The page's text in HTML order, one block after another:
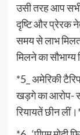
उसी तरह आप
दृष्टि और प्रेरक
समय से लाभ
मिलने का सौभाग्य
*5_ अमेरिकी
खड़गे का आरोप-
रियायतें छीन